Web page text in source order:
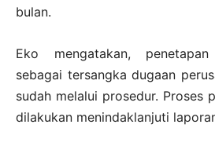
bulan.
Eko mengatakan,
sebagai tersangka dugaan
sudah melalui prosedur. Proses
dilakukan menindaklanjuti